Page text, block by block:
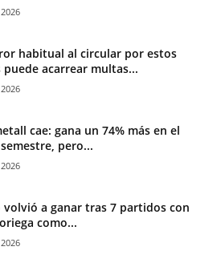
habitual al circular por estos
puede acarrear multas...
cae: gana un 74% más en el
pero...
volvió a ganar tras 7 partidos con
como...